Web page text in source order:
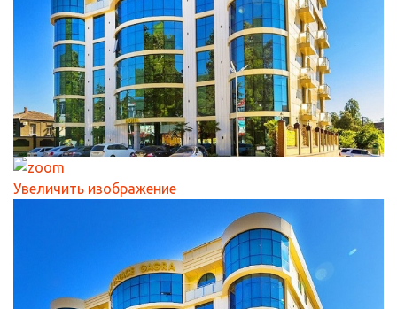
Увеличить изображение